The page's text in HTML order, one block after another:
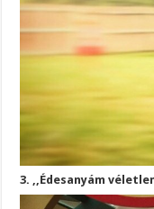
3. ,,Édesanyám